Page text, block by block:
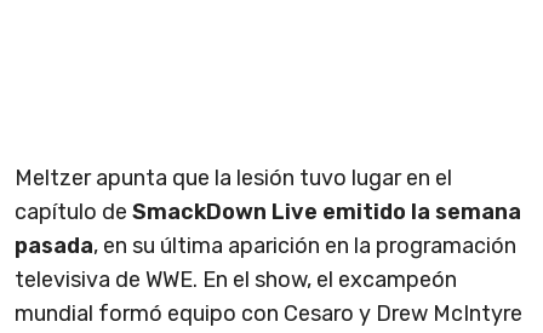
Meltzer apunta que la lesión tuvo lugar en el
capítulo de SmackDown Live emitido la semana
pasada, en su última aparición en la programación
televisiva de WWE. En el show, el excampeón
mundial formó equipo con Cesaro y Drew McIntyre